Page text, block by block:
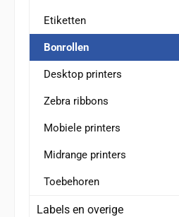
Etiketten
Bonrollen
Desktop printers
Zebra ribbons
Mobiele printers
Midrange printers
Toebehoren
Labels en overige